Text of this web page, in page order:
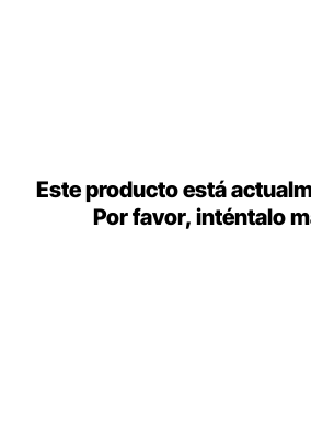
Este producto está
Por favor, inténtalo